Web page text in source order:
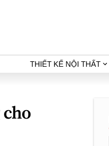
THIẾT KẾ NỘI THẤT